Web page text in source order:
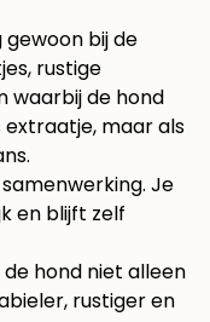
bij de
rustige
waarbij de hond
extraatje, maar als
Je
en blijft zelf
hond niet alleen
rustiger en